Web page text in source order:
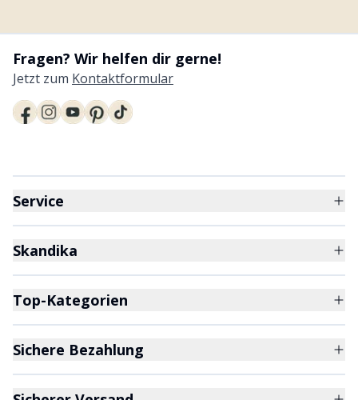
Fragen? Wir helfen dir gerne!
Jetzt zum Kontaktformular
Service
Skandika
Top-Kategorien
Sichere Bezahlung